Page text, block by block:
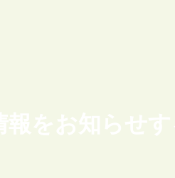
をお知らせ